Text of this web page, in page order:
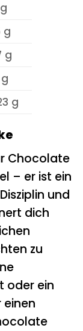
g
g
g
Chocolate
– er ist ein
und
dich
zu
oder ein
einen